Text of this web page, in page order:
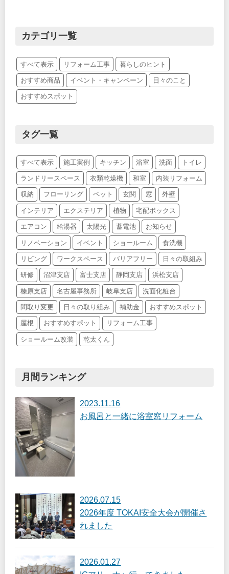
カテゴリ一覧
すべて表示 リフォーム工事 暮らしのヒント
おすすめ商品 イベント・キャンペーン 日々のこと
おすすめスポット
タグ一覧
すべて表示 施工実例 キッチン 浴室 洗面 トイレ
ランドリースペース 衣類乾燥機 和室 内装リフォーム
収納 フローリング ペット 玄関 窓 外壁
インテリア エクステリア 植物 宅配ボックス
エアコン 給湯器 太陽光 蓄電池 お知らせ
リノベーション イベント ショールーム 食洗機
リビング ワークスペース バリアフリー 日々の取組み
研修 沼津支店 富士支店 静岡支店 浜松支店
榛原支店 名古屋事務所 岐阜支店 洗面化粧台
間取り変更 日々の取り組み 補助金 おすすめスポット
屋根 おすすめすポット リフォーム工事
ショールーム改装 乾太くん
月間ランキング
2023.11.16
お風呂と一緒に浴室窓リフォーム
2026.07.15
2026年度 TOKAI安全大会が開催さ
れました
2026.01.27